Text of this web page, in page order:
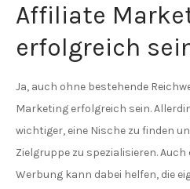
Affiliate
erfolgreich
Ja, auch ohne bestehende
Marketing erfolgreich sein.
wichtiger, eine Nische zu finden
Zielgruppe zu spezialisieren.
Werbung kann dabei helfen, die